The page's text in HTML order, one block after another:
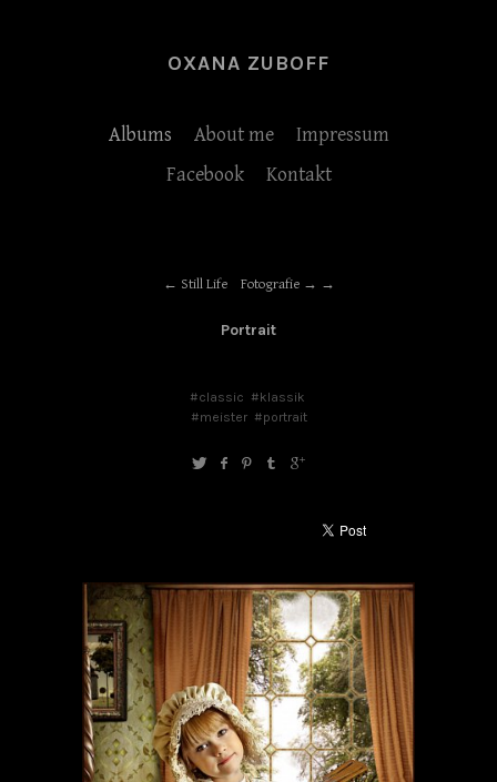
OXANA ZUBOFF
Albums About me
Impressum
Facebook
Kontakt
Still Life Fotografie →
Portrait
#classic #klassik
#meister #portrait